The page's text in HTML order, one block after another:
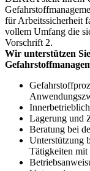
für Arbeitssicherheit
vollem Umfang die
Vorschrift 2.
Wir unterstützen
Lagerung und
Beratung bei
Unterstützung
Tätigkeiten mit